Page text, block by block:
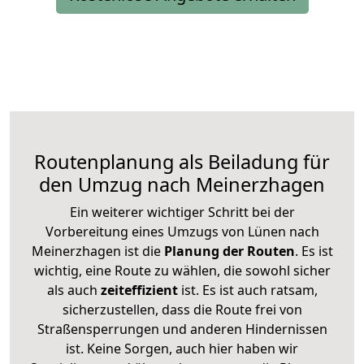
Routenplanung als Beiladung für
den Umzug nach Meinerzhagen
Ein weiterer wichtiger Schritt bei der
Vorbereitung eines Umzugs von Lünen nach
Meinerzhagen ist diePlanung der Routen. Es ist
wichtig, eine Route zu wählen, die sowohl sicher
als auch zeiteffizientist. Es ist auch ratsam,
sicherzustellen, dass die Route frei von
Straßensperrungen und anderen Hindernissen
ist. Keine Sorgen, auch hier haben wir